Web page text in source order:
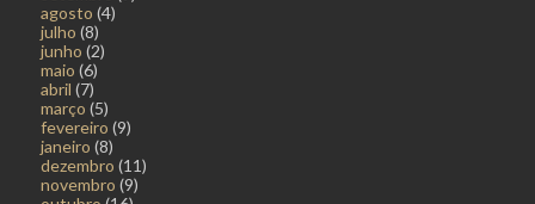
agosto (4)
julho (8)
junho (2)
maio (6)
abril (7)
março (5)
fevereiro (9)
janeiro (8)
dezembro (11)
novembro (9)